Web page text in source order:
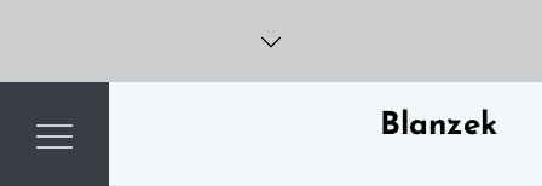
content
Blanzek